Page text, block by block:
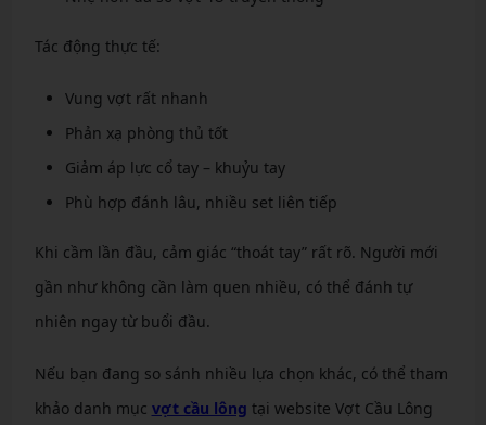
Tác động thực tế:
Vung vợt rất nhanh
Phản xạ phòng thủ tốt
Giảm áp lực cổ tay – khuỷu tay
Phù hợp đánh lâu, nhiều set liên tiếp
Khi cầm lần đầu, cảm giác “thoát tay” rất rõ. Người mới
gần như không cần làm quen nhiều, có thể đánh tự
nhiên ngay từ buổi đầu.
Nếu bạn đang so sánh nhiều lựa chọn khác, có thể tham
khảo danh mục vợt cầu lông tại website Vợt Cầu Lông